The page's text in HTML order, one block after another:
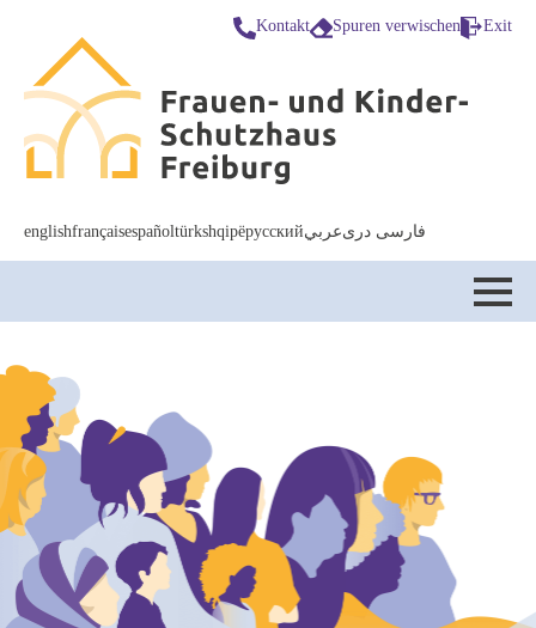
englishfrançaisespañoltürkshqipëрусскийعربيفارسى درى
Kontakt Spuren verwischen Exit